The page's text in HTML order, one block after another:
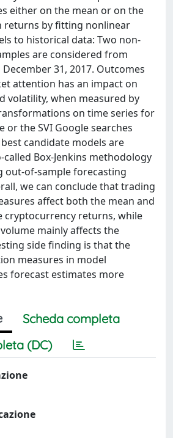
either on the mean or on the
returns by fitting nonlinear
to historical data: Two non-
are considered from
December 31, 2017. Outcomes
attention has an impact on
volatility, when measured by
on time series for
or the SVI Google searches
candidate models are
called Box-Jenkins methodology
out-of-sample forecasting
we can conclude that trading
affect both the mean and
cryptocurrency returns, while
mainly affects the
side finding is that the
measures in model
forecast estimates more
Scheda completa
(DC)